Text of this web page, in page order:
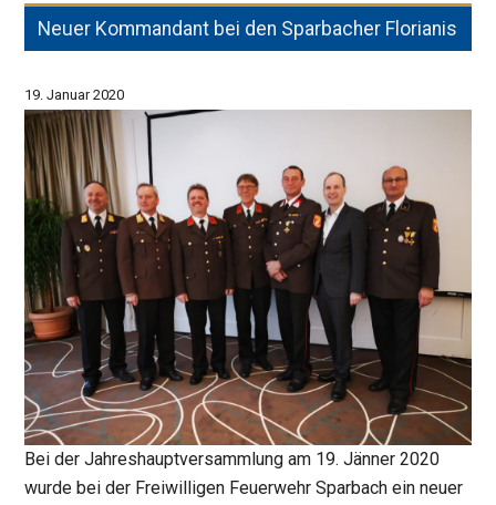
Neuer Kommandant bei den Sparbacher Florianis
19. Januar 2020
Bei der Jahreshauptversammlung am 19. Jänner 2020
wurde bei der Freiwilligen Feuerwehr Sparbach ein neuer